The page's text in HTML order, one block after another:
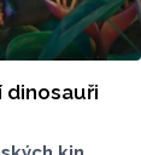
dinosauři